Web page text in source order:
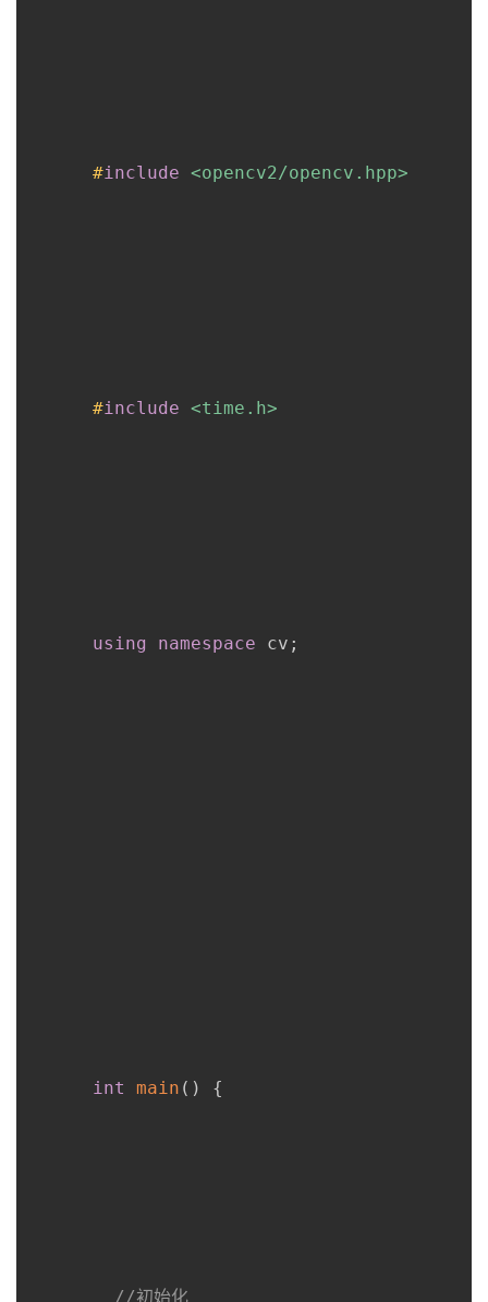
#include <opencv2/opencv.hpp>
#include <time.h>
using namespace cv ;
int main ( ) {
//初始化